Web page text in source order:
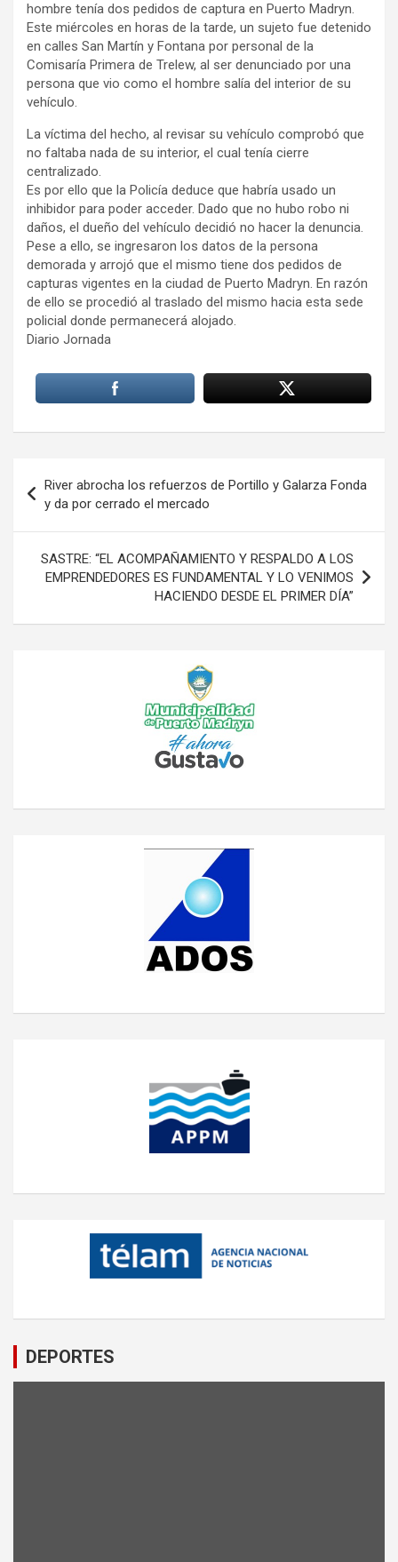
hombre tenía dos pedidos de captura en Puerto Madryn.
Este miércoles en horas de la tarde, un sujeto fue detenido
en calles San Martín y Fontana por personal de la
Comisaría Primera de Trelew, al ser denunciado por una
persona que vio como el hombre salía del interior de su
vehículo.
La víctima del hecho, al revisar su vehículo comprobó que
no faltaba nada de su interior, el cual tenía cierre
centralizado.
Es por ello que la Policía deduce que habría usado un
inhibidor para poder acceder. Dado que no hubo robo ni
daños, el dueño del vehículo decidió no hacer la denuncia.
Pese a ello, se ingresaron los datos de la persona
demorada y arrojó que el mismo tiene dos pedidos de
capturas vigentes en la ciudad de Puerto Madryn. En razón
de ello se procedió al traslado del mismo hacia esta sede
policial donde permanecerá alojado.
Diario Jornada
de
entradas
River abrocha los refuerzos de Portillo y Galarza Fonda
y da por cerrado el mercado
SASTRE: “EL ACOMPAÑAMIENTO Y RESPALDO A LOS
EMPRENDEDORES ES FUNDAMENTAL Y LO VENIMOS
HACIENDO DESDE EL PRIMER DÍA”
DEPORTES